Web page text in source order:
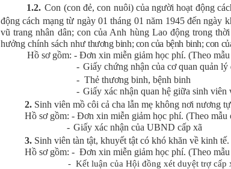
1.2. Con (con đẻ, con nuôi) của người hoạt động
động cách mạng từ ngày 01 tháng 01 năm 1945 đến
vũ trang nhân dân; con của Anh hùng Lao động trong
hưởng chính sách như thương binh; con của bệnh binh; con
Hồ sơ gồm: - Đơn xin miễn giảm học phí. (Theo
- Giấy chứng nhận của cơ quan quản
- Thẻ thương binh, bệnh binh
- Giấy xác nhận quan hệ giữa sinh
2. Sinh viên mồ côi cả cha lẫn mẹ không nơi nương
Hồ sơ gồm: - Đơn xin miễn giảm học phí. (Theo mẫu
- Giấy xác nhận của UBND cấp xã
3. Sinh viên tàn tật, khuyết tật có khó khăn về kinh tế.
Hồ sơ gồm: - Đơn xin miễn giảm học phí. (Theo
- Kết luận của Hội đồng xét duyệt trợ cấp